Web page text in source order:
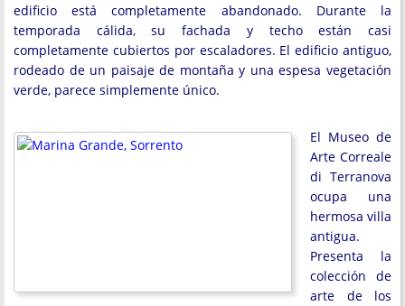
edificio está completamente abandonado. Durante la
temporada cálida, su fachada y techo están casi
completamente cubiertos por escaladores. El edificio antiguo,
rodeado de un paisaje de montaña y una espesa vegetación
verde, parece simplemente único.
El Museo de
Arte Correale
di Terranova
ocupa una
hermosa villa
antigua.
Presenta la
colección de
arte de los